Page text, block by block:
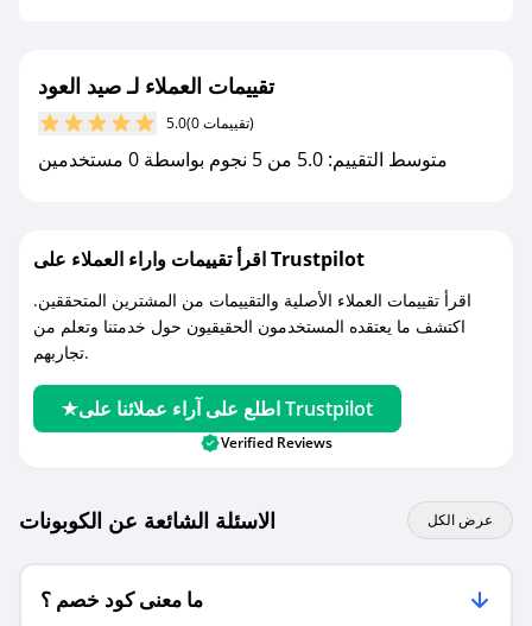
مع صحصح، تسوق بذكاء ووفّر على كل مشترياتك مع
تقييمات العملاء لـ صيد العود
5.0 (0 تقييمات)
متوسط التقييم: 5.0 من 5 نجوم بواسطة 0 مستخدمين
اقرأ تقييمات واراء العملاء على Trustpilot
اقرأ تقييمات العملاء الأصلية والتقييمات من المشترين المتحققين.
اكتشف ما يعتقده المستخدمون الحقيقيون حول خدمتنا وتعلم من
تجاربهم.
اطلع على آراء عملائنا على Trustpilot
Verified Reviews
الاسئلة الشائعة عن الكوبونات عرض الكل
ما معنى كود خصم ؟